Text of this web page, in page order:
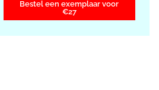
Bestel een exemplaar voor
€27